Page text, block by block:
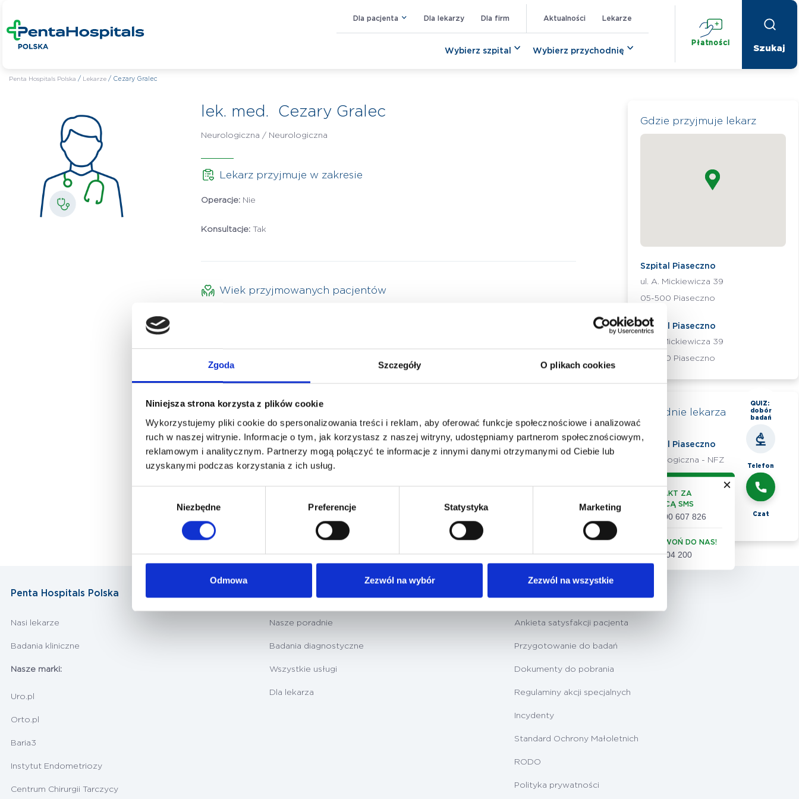
Zgoda Szczegóły O plikach cookies
Niniejsza strona korzysta z plików cookie
Wykorzystujemy pliki cookie do spersonalizowania treści i reklam, aby oferować funkcje społecznościowe i analizować
ruch w naszej witrynie. Informacje o tym, jak korzystasz z naszej witryny, udostępniamy partnerom społecznościowym,
reklamowym i analitycznym. Partnerzy mogą połączyć te informacje z innymi danymi otrzymanymi od Ciebie lub
uzyskanymi podczas korzystania z ich usług.
Niezbędne Preferencje Statystyka Marketing
Odmowa Zezwól na wybór Zezwól na wszystkie
Dla pacjenta Dla lekarzy Dla firm Aktualności Lekarze
Płatności
Wybierz szpital Wybierz przychodnię
Penta Hospitals Polska / Lekarze/ Cezary Gralec
lek. med. Cezary Gralec
Neurologiczna / Neurologiczna
Lekarz przyjmuje w zakresie
Operacje: Nie
Konsultacje: Tak
Wiek przyjmowanych pacjentów
Języki
Gdzie przyjmuje lekarz
Szpital Piaseczno
ul. A. Mickiewicza 39
05-500 Piaseczno
Szpital Piaseczno
ul. A. Mickiewicza 39
05-500 Piaseczno
Poradnie lekarza
Szpital Piaseczno
Neurologiczna - NFZ
Szpital Piaseczno
Neurologiczna - NFZ
Penta Hospitals Polska
Nasi lekarze
Badania kliniczne
Nasze marki:
Uro.pl
Orto.pl
Baria3
Instytut Endometriozy
Centrum Chirurgii Tarczycy
Nasza oferta
Nasze poradnie
Badania diagnostyczne
Wszystkie usługi
Dla lekarza
Ankieta satysfakcji pacjenta
Przygotowanie do badań
Dokumenty do pobrania
Regulaminy akcji specjalnych
Incydenty
Standard Ochrony Małoletnich
RODO
Polityka prywatności
QUIZ:
dobór
badań
Telefon
KONTAKT ZA
POMOCĄ SMS
+48 500 607 826
ZADZWOŃ DO NAS!
61 86 04 200
Czat